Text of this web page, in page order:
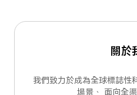
關於
我們致力於成為全球標誌性
場景、 面向全